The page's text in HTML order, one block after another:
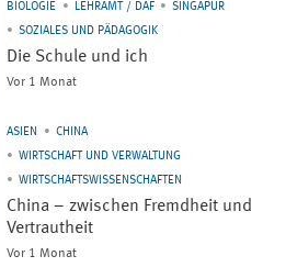
BIOLOGIE LEHRAMT / DAF
SINGAPUR
SOZIALES UND PÄDAGOGIK
Die Schule und ich
Vor 1 Monat
ASIEN
CHINA
WIRTSCHAFT UND VERWALTUNG
WIRTSCHAFTSWISSENSCHAFTEN
China – zwischen Fremdheit und
Vertrautheit
Vor 1 Monat